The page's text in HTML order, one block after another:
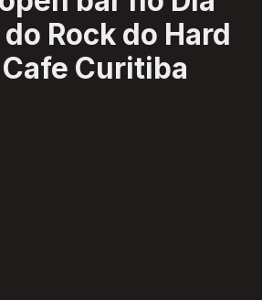
Rock do Hard
Curitiba